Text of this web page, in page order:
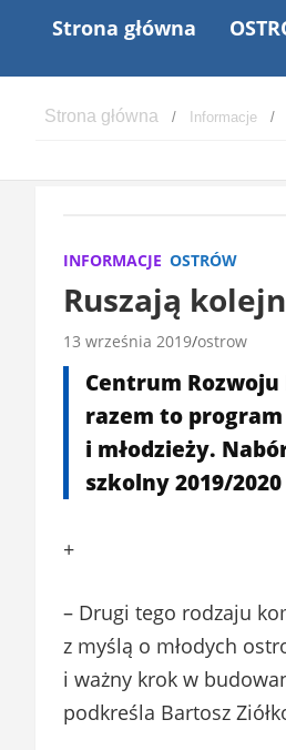
Strona główna
Informacje
INFORMACJE OSTRÓW
Ruszają
13 września 2019 ostrow
Centrum
razem to
i młodzieży.
szkolny 2019/
+
– Drugi tego rodzaju
z myślą o młodych
i ważny krok w
podkreśla Bartosz